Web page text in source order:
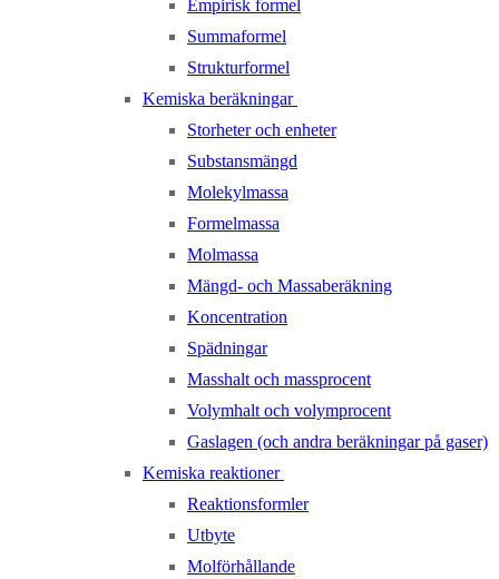
Empirisk formel
Summaformel
Strukturformel
Kemiska beräkningar
Storheter och enheter
Substansmängd
Molekylmassa
Formelmassa
Molmassa
Mängd- och Massaberäkning
Koncentration
Spädningar
Masshalt och massprocent
Volymhalt och volymprocent
Gaslagen (och andra beräkningar på gaser)
Kemiska reaktioner
Reaktionsformler
Utbyte
Molförhållande